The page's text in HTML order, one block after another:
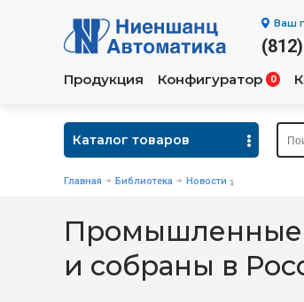
Ваш
Продукция Конфигуратор 0
Каталог товаров
Главная Библиотека Новости
Промышленные
и собраны в